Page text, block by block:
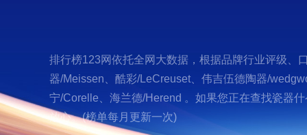
排行榜123网依托全网大数据，根据品牌行业评级、
器/Meissen、酷彩/LeCreuset、伟吉伍德陶器/
宁/Corelle、海兰德/Herend 。如果您正在查找瓷器
放心。(榜单每月更新一次)